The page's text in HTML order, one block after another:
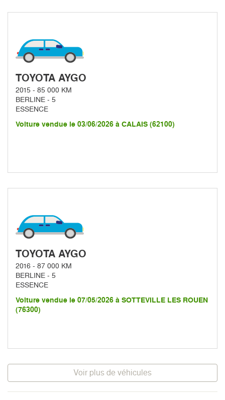
TOYOTA AYGO
2015 - 85 000 KM
BERLINE - 5
ESSENCE
Voiture vendue le 03/06/2026 à CALAIS (62100)
TOYOTA AYGO
2016 - 87 000 KM
BERLINE - 5
ESSENCE
Voiture vendue le 07/05/2026 à SOTTEVILLE LES ROUEN
(76300)
Voir plus de véhicules